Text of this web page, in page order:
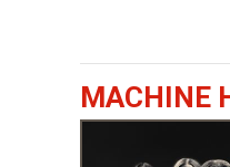
MACHINE